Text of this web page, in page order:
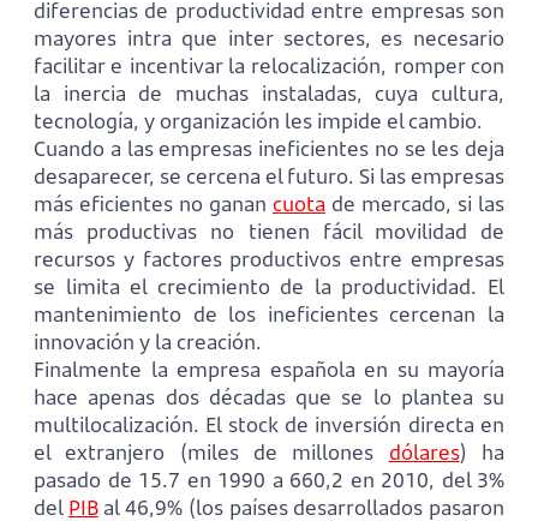
diferencias de productividad entre empresas son
mayores intra que inter sectores, es necesario
facilitar e incentivar la relocalización, romper con
la inercia de muchas instaladas, cuya cultura,
tecnología, y organización les impide el cambio.
Cuando a las empresas ineficientes no se les deja
desaparecer, se cercena el futuro. Si las empresas
más eficientes no ganan cuota de mercado, si las
más productivas no tienen fácil movilidad de
recursos y factores productivos entre empresas
se limita el crecimiento de la productividad. El
mantenimiento de los ineficientes cercenan la
innovación y la creación.
Finalmente la empresa española en su mayoría
hace apenas dos décadas que se lo plantea su
multilocalización. El stock de inversión directa en
el extranjero (miles de millones dólares) ha
pasado de 15.7 en 1990 a 660,2 en 2010, del 3%
del PIBal 46,9% (los países desarrollados pasaron